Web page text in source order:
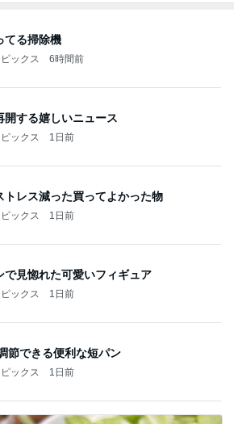
てる掃除機
ックス 6時間前
開する嬉しいニュース
ックス 1日前
トレス減った買ってよかった物
ックス 1日前
で見惚れた可愛いフィギュア
ックス 1日前
節できる便利な短パン
ックス 1日前